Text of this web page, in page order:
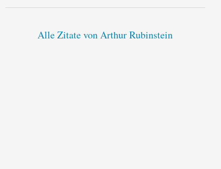
Alle Zitate von Arthur Rubinstein